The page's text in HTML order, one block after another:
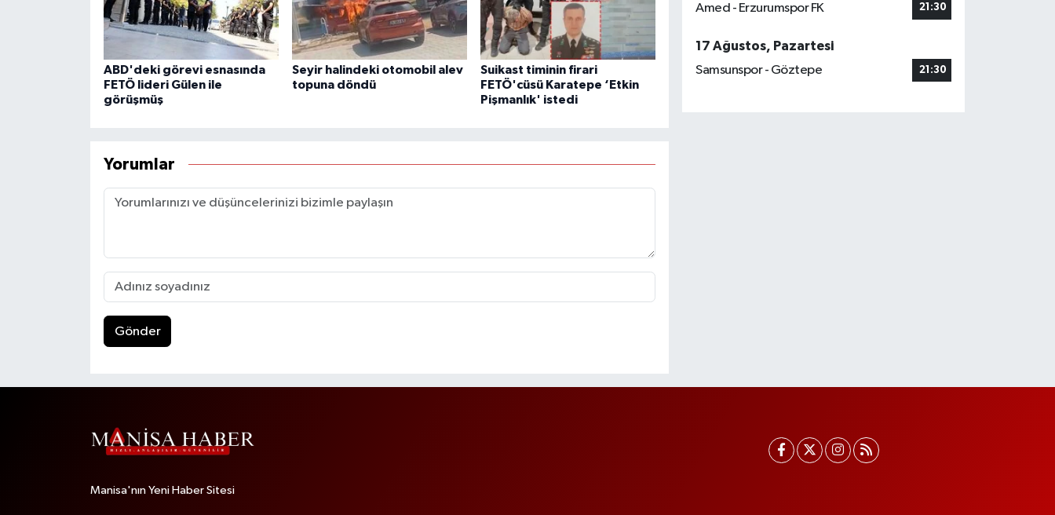
ABD'deki görevi esnasında
FETÖ lideri Gülen ile
görüşmüş
Seyir halindeki otomobil alev
topuna döndü
Suikast timinin firari
FETÖ'cüsü Karatepe ‘Etkin
Pişmanlık' istedi
Yorumlar
Gönder
Amed - Erzurumspor FK 21:30
17 Ağustos, Pazartesi
Samsunspor - Göztepe
21:30
Manisa'nın Yeni Haber Sitesi